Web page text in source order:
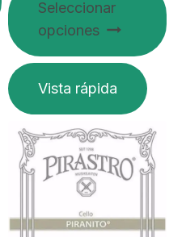
hasta
Seleccionar
opciones
Este
producto
tiene
múltiples
variantes.
se
Vista rápida